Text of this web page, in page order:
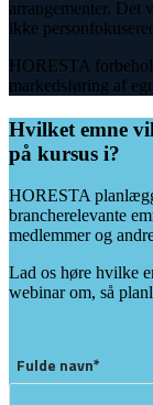
arrangementer. Det
ikke
HORESTA
markedsføring af
Hvilket emne
på kursus i?
HORESTA
brancherelevante
medlemmer og
Lad os høre hvilke
webinar om, så
Fulde navn*